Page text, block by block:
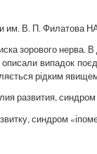
им. В. П. Филатова
зорового нерва. В
випадок
рідким
развития,
синдром